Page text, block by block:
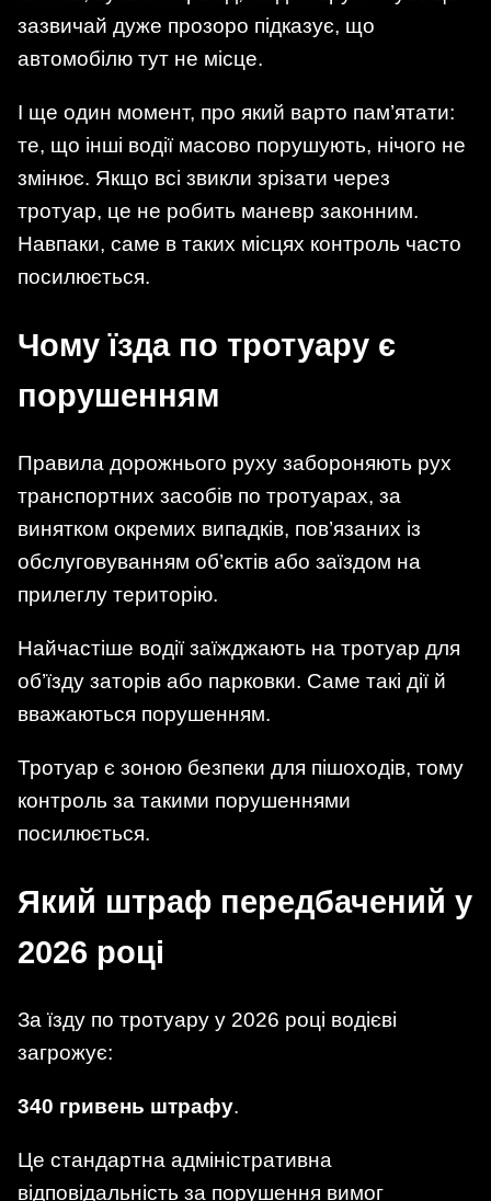
зазвичай дуже прозоро підказує, що
автомобілю тут не місце.
І ще один момент, про який варто пам’ятати:
те, що інші водії масово порушують, нічого не
змінює. Якщо всі звикли зрізати через
тротуар, це не робить маневр законним.
Навпаки, саме в таких місцях контроль часто
посилюється.
Чому їзда по тротуару є
порушенням
Правила дорожнього руху забороняють рух
транспортних засобів по тротуарах, за
винятком окремих випадків, пов’язаних із
обслуговуванням об’єктів або заїздом на
прилеглу територію.
Найчастіше водії заїжджають на тротуар для
об’їзду заторів або парковки. Саме такі дії й
вважаються порушенням.
Тротуар є зоною безпеки для пішоходів, тому
контроль за такими порушеннями
посилюється.
Який штраф передбачений у
2026 році
За їзду по тротуару у 2026 році водієві
загрожує:
340 гривень штрафу.
Це стандартна адміністративна
відповідальність за порушення вимог